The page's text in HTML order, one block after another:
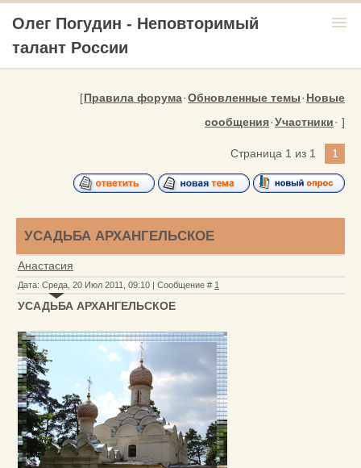
Олег Погудин - Неповторимый
талант России
menu
[Правила форума·Обновленные темы·Новые
сообщения·Участники· ]
Страница 1 из 1 1
УСАДЬБА АРХАНГЕЛЬСКОЕ
Анастасия
Дата: Среда, 20 Июл 2011, 09:10 | Сообщение # 1
УСАДЬБА АРХАНГЕЛЬСКОЕ